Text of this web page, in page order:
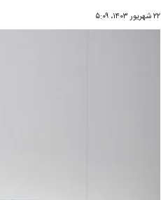
۲۲ شهریور ۱۴۰۳، ۵:۰۹